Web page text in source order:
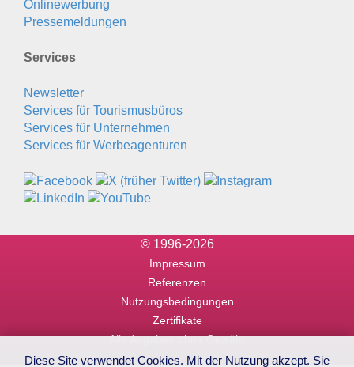
Onlinewerbung
Pressemeldungen
Services
Newsletter
Services für Tourismusbüros
Services für Unternehmen
Services für Werbeagenturen
© 1996-2026
Impressum
Referenzen
Nutzungsbedingungen
Zertifikate
Alle Angaben ohne Gewähr
Diese Site verwendet Cookies. Mit der Nutzung akzept. Sie